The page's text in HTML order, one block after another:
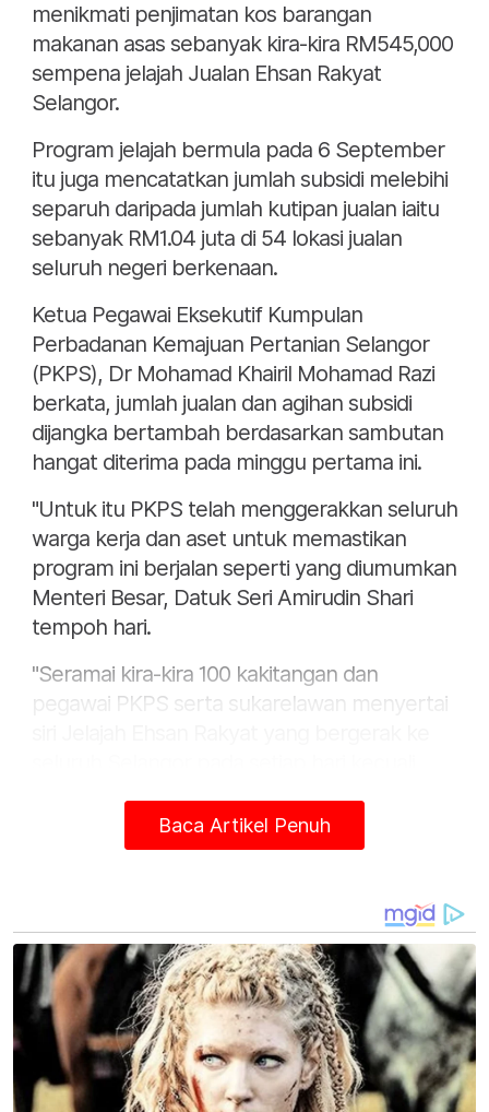
menikmati penjimatan kos barangan
makanan asas sebanyak kira-kira RM545,000
sempena jelajah Jualan Ehsan Rakyat
Selangor.
Program jelajah bermula pada 6 September
itu juga mencatatkan jumlah subsidi melebihi
separuh daripada jumlah kutipan jualan iaitu
sebanyak RM1.04 juta di 54 lokasi jualan
seluruh negeri berkenaan.
Ketua Pegawai Eksekutif Kumpulan
Perbadanan Kemajuan Pertanian Selangor
(PKPS), Dr Mohamad Khairil Mohamad Razi
berkata, jumlah jualan dan agihan subsidi
dijangka bertambah berdasarkan sambutan
hangat diterima pada minggu pertama ini.
"Untuk itu PKPS telah menggerakkan seluruh
warga kerja dan aset untuk memastikan
program ini berjalan seperti yang diumumkan
Menteri Besar, Datuk Seri Amirudin Shari
tempoh hari.
"Seramai kira-kira 100 kakitangan dan
pegawai PKPS serta sukarelawan menyertai
katanya dalam kenyataan kepada Sinar
Mohamad Khairil berkata, setiap sebuah dari
sembilan trak jualan akan membawa enam
produk makanan asas iaitu ayam, daging,
ikan, beras, minyak masak dan telur ayam.
Baca Artikel Penuh